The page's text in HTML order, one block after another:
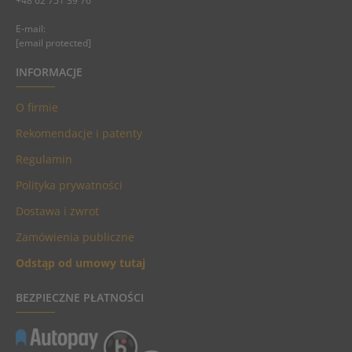
E-mail:
[email protected]
INFORMACJE
O firmie
Rekomendacje i patenty
Regulamin
Polityka prywatności
Dostawa i zwrot
Zamówienia publiczne
Odstąp od umowy tutaj
BEZPIECZNE PŁATNOŚCI